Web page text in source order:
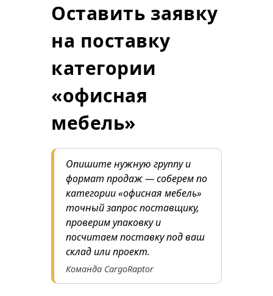
Оставить заявку
на поставку
категории
«офисная
мебель»
Опишите нужную группу и
формат продаж — соберем по
категории «офисная мебель»
точный запрос поставщику,
проверим упаковку и
посчитаем поставку под ваш
склад или проект.
Команда CargoRaptor